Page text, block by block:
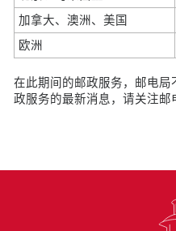
加拿大、澳洲、美国
欧洲
在此期间的邮政服务，邮电
政服务的最新消息，请关注邮